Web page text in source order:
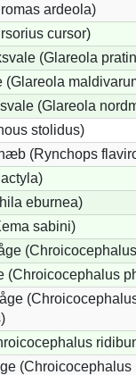
ardeola)
cursor)
(Glareola
(Glareola
(Glareola
stolidus)
(Rynchops
eburnea)
sabini)
(Chroicocephalus
(Chroicocephalus